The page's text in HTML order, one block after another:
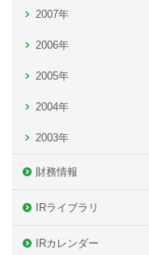
2007年
2006年
2005年
2004年
2003年
財務情報
IRライブラリ
IRカレンダー